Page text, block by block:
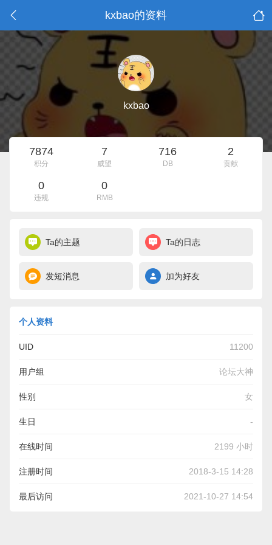
kxbao的资料
kxbao
7874
积分
7
威望
716
DB
2
贡献
0
违规
0
RMB
Ta的主题 Ta的日志
发短消息 加为好友
个人资料
UID 11200
用户组 论坛大神
性别 女
生日 -
在线时间 2199 小时
注册时间 2018-3-15 14:28
最后访问 2021-10-27 14:54